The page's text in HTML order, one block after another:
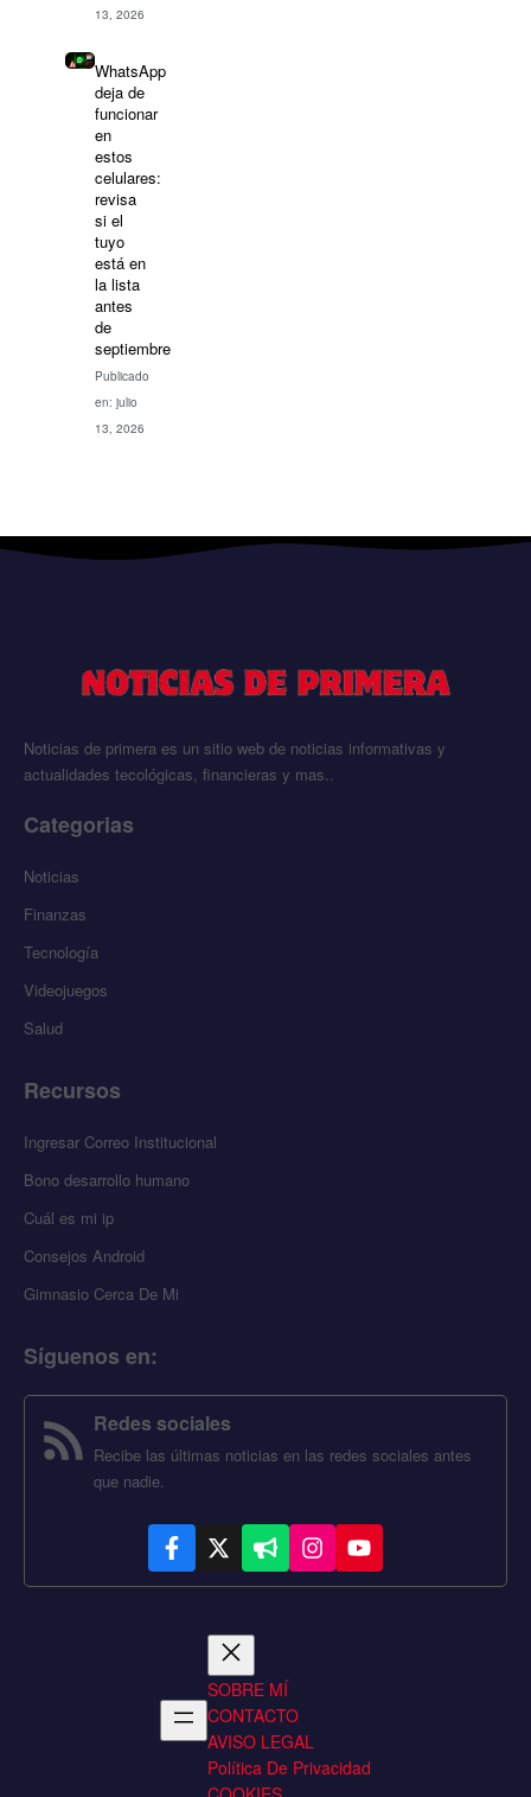
13, 2026
WhatsApp
deja de
funcionar
en
estos
celulares:
revisa
si el
tuyo
está en
la lista
antes
de
septiembre
Publicado
en: julio
13, 2026
Noticias de primera es un sitio web de noticias informativas y
actualidades tecológicas, financieras y mas..
Categorias
Noticias
Finanzas
Tecnología
Videojuegos
Salud
Recursos
Ingresar Correo Institucional
Bono desarrollo humano
Cuál es mi ip
Consejos Android
Gimnasio Cerca De Mi
Síguenos en:
Redes sociales
Recibe las últimas noticias en las redes sociales antes
que nadie.
SOBRE MÍ
CONTACTO
AVISO LEGAL
Política De Privacidad